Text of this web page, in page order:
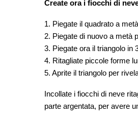
Create ora i fiocchi di
1. Piegate il quadrato a
2. Piegate di nuovo a metà
3. Piegate ora il triangolo in
4. Ritagliate piccole forme
5. Aprite il triangolo per
Incollate i fiocchi di neve
parte argentata, per avere